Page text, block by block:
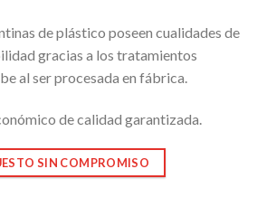
de plástico poseen cualidades de
gracias a los tratamientos
al ser procesada en fábrica.
de calidad garantizada.
SIN COMPROMISO